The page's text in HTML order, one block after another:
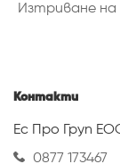
Изтриване на
Контакти
Ес Про Груп
0877 173467